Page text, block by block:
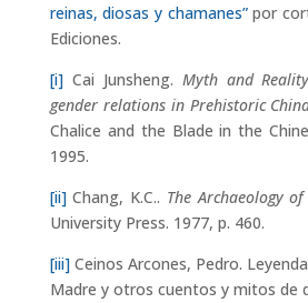
reinas, diosas y chamanes”por
Ediciones.
[i]Cai Junsheng. Myth and
gender relations in Prehistoric
Chalice and the Blade in the
1995.
[ii]Chang, K.C.. The Archaeology
University Press. 1977, p. 460.
[iii]Ceinos Arcones, Pedro.
Madre y otros cuentos y mitos de